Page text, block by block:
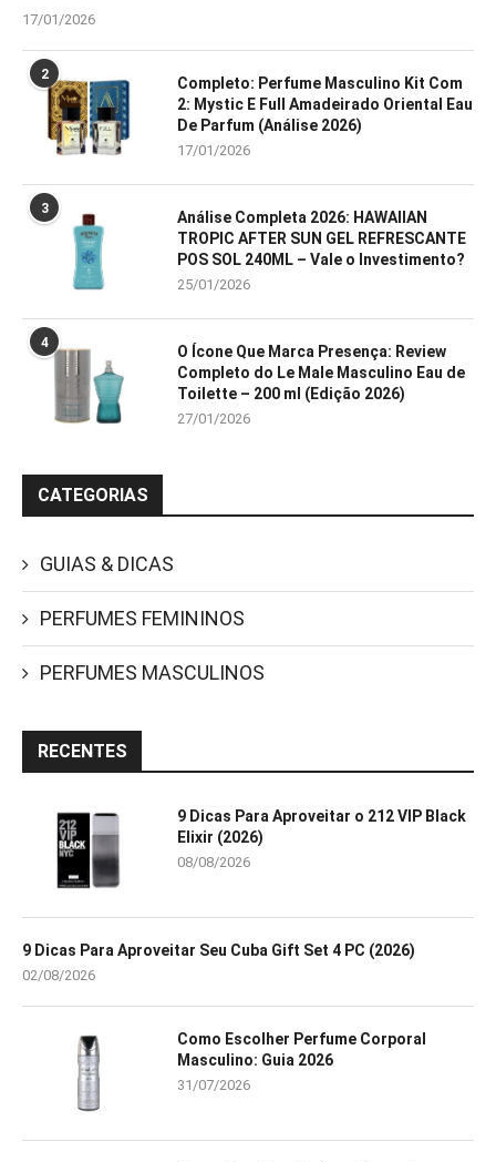
17/01/2026
2
Completo: Perfume Masculino Kit Com
2: Mystic E Full Amadeirado Oriental Eau
De Parfum (Análise 2026)
17/01/2026
3
Análise Completa 2026: HAWAIIAN
TROPIC AFTER SUN GEL REFRESCANTE
POS SOL 240ML – Vale o Investimento?
25/01/2026
4
O Ícone Que Marca Presença: Review
Completo do Le Male Masculino Eau de
Toilette – 200 ml (Edição 2026)
27/01/2026
CATEGORIAS
GUIAS & DICAS
PERFUMES FEMININOS
PERFUMES MASCULINOS
RECENTES
9 Dicas Para Aproveitar o 212 VIP Black
Elixir (2026)
08/08/2026
9 Dicas Para Aproveitar Seu Cuba Gift Set 4 PC (2026)
02/08/2026
Como Escolher Perfume Corporal
Masculino: Guia 2026
31/07/2026